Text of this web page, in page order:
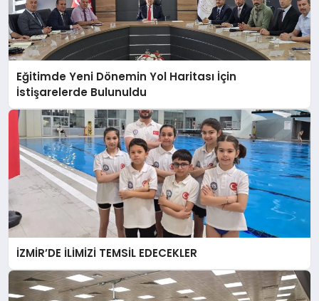
Eğitimde Yeni Dönemin Yol Haritası İçin
İstişarelerde Bulunuldu
İZMİR’DE İLİMİZİ TEMSİL EDECEKLER